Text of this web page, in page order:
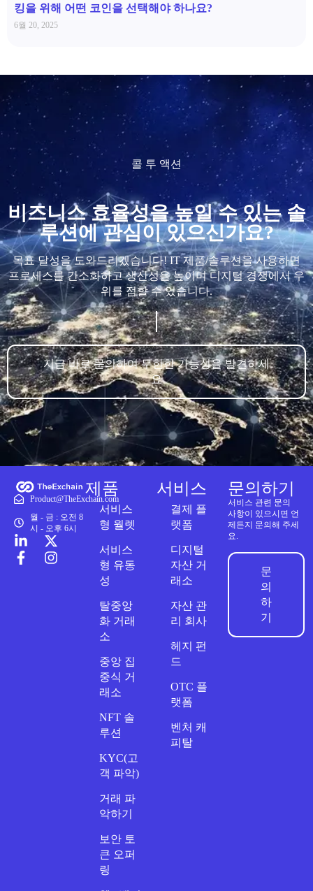
킹을 위해 어떤 코인을 선택해야 하나요?
6월 20, 2025
콜 투 액션
비즈니스 효율성을 높일 수 있는 솔
루션에 관심이 있으신가요?
목표 달성을 도와드리겠습니다! IT 제품/솔루션을 사용하면
프로세스를 간소화하고 생산성을 높이며 디지털 경쟁에서 우
위를 점할 수 있습니다.
지금 바로 문의하여 무한한 가능성을 발견하세
요
Product@TheExchain.com
월 - 금 : 오전 8
시 - 오후 6시
제품
서비스
형 월렛
서비스
형 유동
성
탈중앙
화 거래
소
중앙 집
중식 거
래소
NFT 솔
루션
KYC(고
객 파악)
거래 파
악하기
보안 토
큰 오퍼
링
서비스
결제 플
랫폼
디지털
자산 거
래소
자산 관
리 회사
헤지 펀
드
OTC 플
랫폼
벤처 캐
피탈
문의하기
서비스 관련 문의
사항이 있으시면 언
제든지 문의해 주세
요.
문
의
하
기